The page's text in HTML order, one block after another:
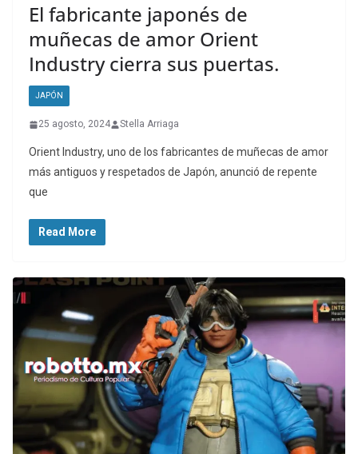
El fabricante japonés de
muñecas de amor Orient
Industry cierra sus puertas.
JAPÓN
25 agosto, 2024 Stella Arriaga
Orient Industry, uno de los fabricantes de muñecas de amor
más antiguos y respetados de Japón, anunció de repente
que
Read More